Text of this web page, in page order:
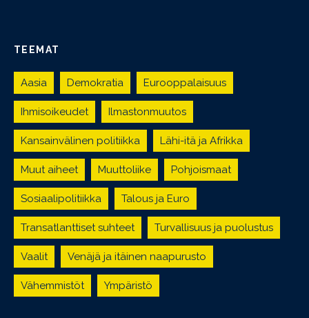
TEEMAT
Aasia Demokratia Eurooppalaisuus
Ihmisoikeudet Ilmastonmuutos
Kansainvälinen politiikka Lähi-itä ja Afrikka
Muut aiheet Muuttoliike Pohjoismaat
Sosiaalipolitiikka Talous ja Euro
Transatlanttiset suhteet Turvallisuus ja puolustus
Vaalit Venäjä ja itäinen naapurusto
Vähemmistöt Ympäristö